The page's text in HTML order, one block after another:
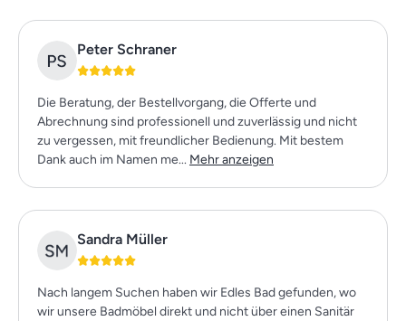
Pe­ter Schra­ner
Die Beratung, der Bestellvorgang, die Offerte und
Abrechnung sind professionell und zuverlässig und nicht
zu vergessen, mit freundlicher Bedienung. Mit bestem
Dank auch im Namen me... Mehr anzeigen
Sandra Müller
Nach langem Suchen haben wir Edles Bad gefunden, wo
wir unsere Badmöbel direkt und nicht über einen Sanitär